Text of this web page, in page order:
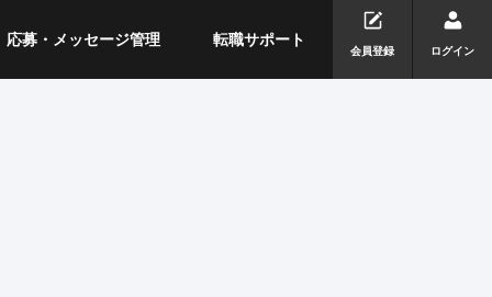
応募・メッセージ管理 転職サポート
会員登録 ログイン